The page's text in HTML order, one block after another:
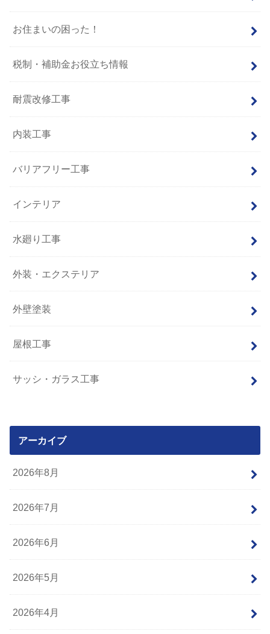
お住まいの困った！
税制・補助金お役立ち情報
耐震改修工事
内装工事
バリアフリー工事
インテリア
水廻り工事
外装・エクステリア
外壁塗装
屋根工事
サッシ・ガラス工事
アーカイブ
2026年8月
2026年7月
2026年6月
2026年5月
2026年4月